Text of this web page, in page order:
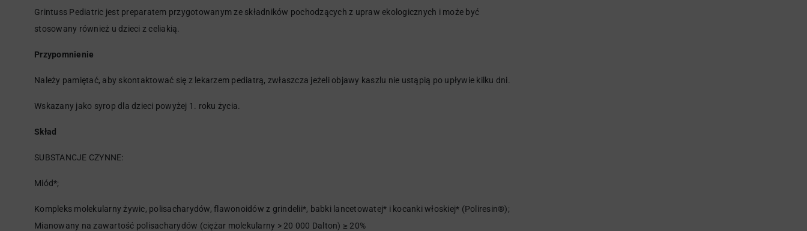
Grintuss Pediatric jest preparatem przygotowanym ze składników pochodzących z upraw ekologicznych i może być
stosowany również u dzieci z celiakią.
Przypomnienie
Należy pamiętać, aby skontaktować się z lekarzem pediatrą, zwłaszcza jeżeli objawy kaszlu nie ustąpią po upływie kilku dni.
Wskazany jako syrop dla dzieci powyżej 1. roku życia.
Skład
SUBSTANCJE CZYNNE:
Miód*;
Kompleks molekularny żywic, polisacharydów, flawonoidów z grindelii*, babki lancetowatej* i kocanki włoskiej* (Poliresin®);
Mianowany na zawartość polisacharydów (ciężar molekularny > 20 000 Dalton) ≥ 20%